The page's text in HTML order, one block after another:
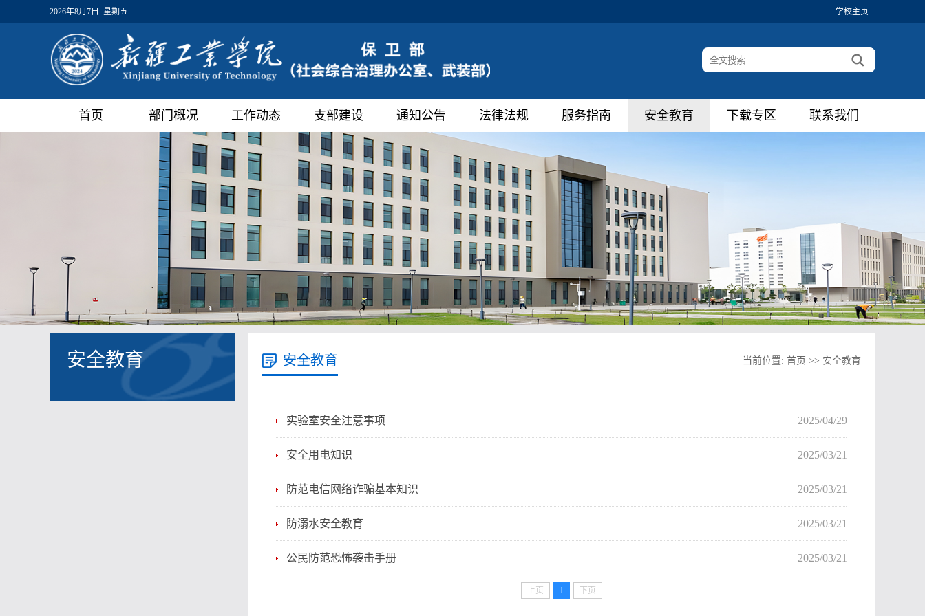
2026年8月7日 星期五 学校主页
首页 部门概况 工作动态 支部建设 通知公告 法律法规 服务指南 安全教育 下载专区 联系我们
安全教育 安全教育 当前位置: 首页 >> 安全教育
实验室安全注意事项 2025/04/29
安全用电知识 2025/03/21
防范电信网络诈骗基本知识 2025/03/21
防溺水安全教育 2025/03/21
公民防范恐怖袭击手册 2025/03/21
上页 1 下页